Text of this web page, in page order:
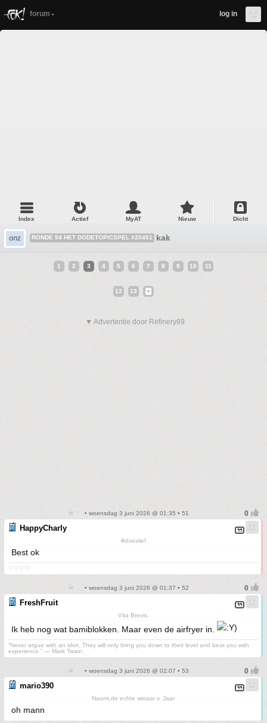
forum log in
Index Actief MyAT Nieuw Dicht
onz RONDE 94 HET DODETOPICSPEL #20451 kak
1 2 3 4 5 6 7 8 9 10 11
12 13
▼ Advertentie door Refinery89
• woensdag 3 juni 2026 @ 01:35 • 51
HappyCharly
#doeslief
Best ok
♡♡♡♡
• woensdag 3 juni 2026 @ 01:37 • 52
FreshFruit
Vita Brevis.
Ik heb nog wat bamiblokken. Maar even de airfryer in.
“Never argue with an idiot. They will only bring you down to their level and beat you with
experience.” ― Mark Twain.
• woensdag 3 juni 2026 @ 02:07 • 53
mario390
Naomi,de echte winaar v. Jaar
oh mann